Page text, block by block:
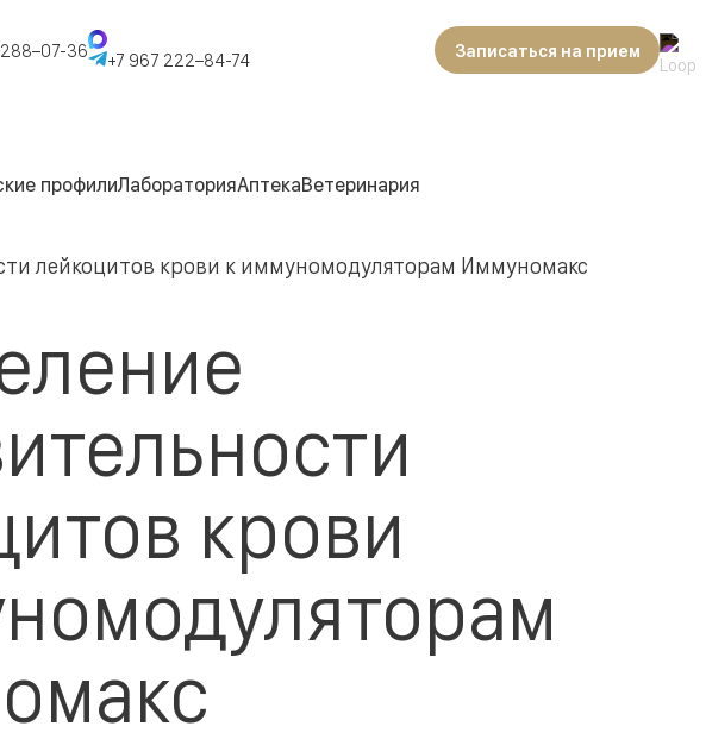
36 +7 967 222–84-74 Записаться на прием
профилиЛабораторияАптекаВетеринария
лейкоцитов крови к иммуномодуляторам Иммуномакс
крови